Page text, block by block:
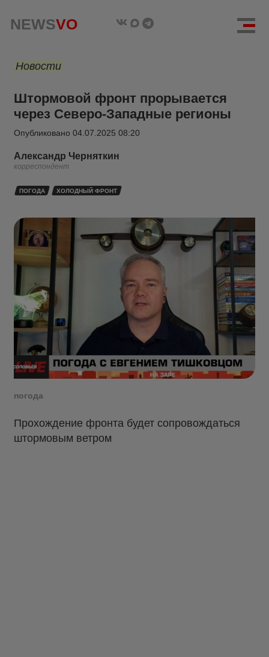
NEWSVO
Новости
Штормовой фронт прорывается
через Северо-Западные регионы
Опубликовано 04.07.2025 08:20
Александр Черняткин
корреспондент
ПОГОДА ХОЛОДНЫЙ ФРОНТ
погода
Прохождение фронта будет сопровождаться
штормовым ветром